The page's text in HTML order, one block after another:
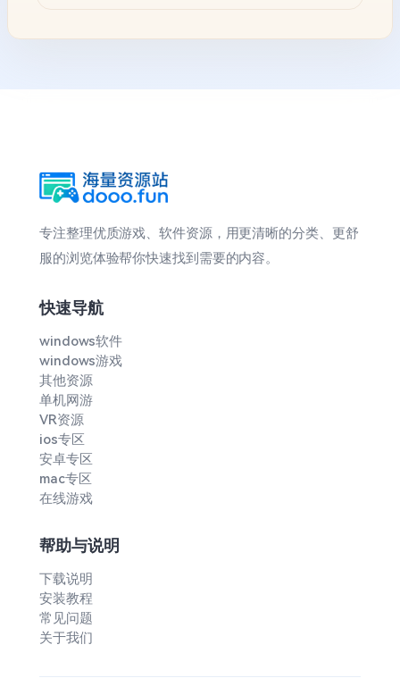
专注整理优质游戏、软件资源，用更清晰的分类、更舒
服的浏览体验帮你快速找到需要的内容。
快速导航
windows软件
windows游戏
其他资源
单机网游
VR资源
ios专区
安卓专区
mac专区
在线游戏
帮助与说明
下载说明
安装教程
常见问题
关于我们